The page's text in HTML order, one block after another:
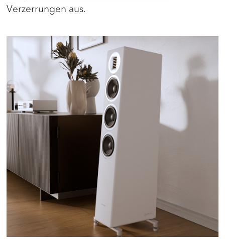
Verzerrungen aus.